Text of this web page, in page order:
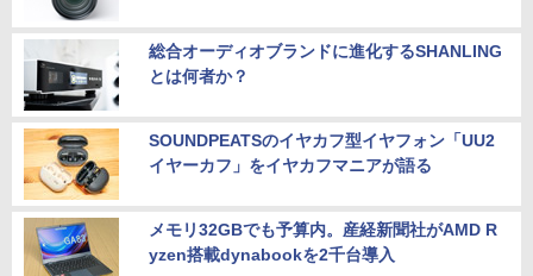
総合オーディオブランドに進化するSHANLING
とは何者か？
SOUNDPEATSのイヤカフ型イヤフォン「UU2
イヤーカフ」をイヤカフマニアが語る
メモリ32GBでも予算内。産経新聞社がAMD R
yzen搭載dynabookを2千台導入